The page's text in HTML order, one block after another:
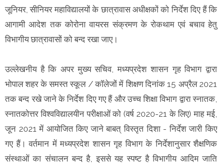
जूनियर, सीनियर महाविद्यालयों के छात्रावास अधीक्षकों को निर्देश दिए हैं कि
आगामी आदेश तक कोरोना वायरस संक्रमण के रोकथाम एवं बचाव हेतु
विभागीय छात्रावासों को बन्द रखा जाए।
उल्लेखनीय है कि अपर मुख्य सचिव, मध्यप्रदेश शासन गृह विभाग द्वारा
भोपाल शहर के समस्त स्कूल / कॉलेजों में शिक्षण दिनांक 15 अप्रैल 2021
तक बन्द रखे जाने के निर्देश दिए गए हैं और उच्च शिक्षा विभाग द्वारा स्नातक,
स्नातकोत्तर विश्वविद्यालयीन परीक्षाओं को (वर्ष 2020-21 के लिए) माह मई,
जून 2021 में आयोजित किए जाने बाबत् विस्तृत दिशा - निर्देश जारी किए
गए हैं। वर्तमान में मध्यप्रदेश शासन गृह विभाग के निर्देशानुसार शैक्षणिक
संस्थाओं का संचालन बन्द है, इससे यह स्पष्ट है विभागीय आदिम जाति